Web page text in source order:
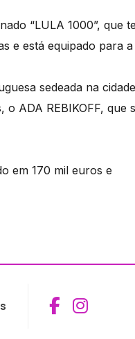
“LULA 1000”, que
e está equipado para a
sedeada na
ADA REBIKOFF, que
em 170 mil euros e
Aceder